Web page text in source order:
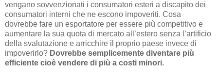
vengano sovvenzionati i consumatori esteri a discapito dei
consumatori interni che ne escono impoveriti. Cosa
dovrebbe fare un esportatore per essere più competitivo e
aumentare la sua quota di mercato all’estero senza l’artificio
della svalutazione e arricchire il proprio paese invece di
impoverirlo? Dovrebbe semplicemente diventare più
efficiente cioè vendere di più a costi minori.